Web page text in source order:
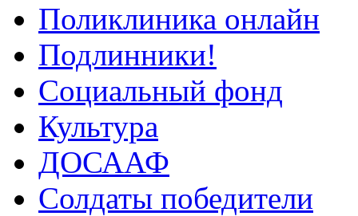
Поликлиника онлайн
Подлинники!
Социальный фонд
Культура
ДОСААФ
Солдаты победители